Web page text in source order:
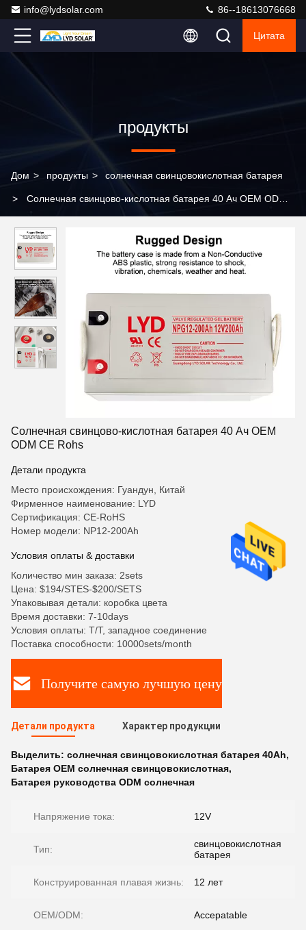
info@lydsolar.com 86--18613076668
Цитата
продукты
Дом > продукты > солнечная свинцовокислотная батарея
> Солнечная свинцово-кислотная батарея 40 Ач OEM ODM
Солнечная свинцово-кислотная батарея 40 Ач OEM
ODM CE Rohs
Детали продукта
Место происхождения: Гуандун, Китай
Фирменное наименование: LYD
Сертификация: CE-RoHS
Номер модели: NP12-200Ah
Условия оплаты & доставки
Количество мин заказа: 2sets
Цена: $194/STES-$200/SETS
Упаковывая детали: коробка цвета
Время доставки: 7-10days
Условия оплаты: T/T, западное соединение
Поставка способности: 10000sets/month
Получите самую лучшую цену
Детали продукта Характер продукции
Выделить: солнечная свинцовокислотная батарея 40Ah,
Батарея OEM солнечная свинцовокислотная,
Батарея руководства ODM солнечная
Напряжение тока: 12V
Тип:
свинцовокислотная
батарея
Конструированная плавая жизнь: 12 лет
OEM/ODM: Accepatable